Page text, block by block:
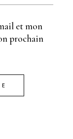
et mon
prochain